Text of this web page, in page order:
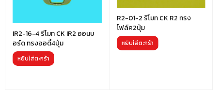
IR2-16-4 รีโมท CK IR2 ออนบ
อร์ด ทรงออดี้4ปุ่ม
หยิบใส่ตะกร้า
R2-01-2 รีโมท CK R2 ทรง
โฟล์ค2ปุ่ม
หยิบใส่ตะกร้า